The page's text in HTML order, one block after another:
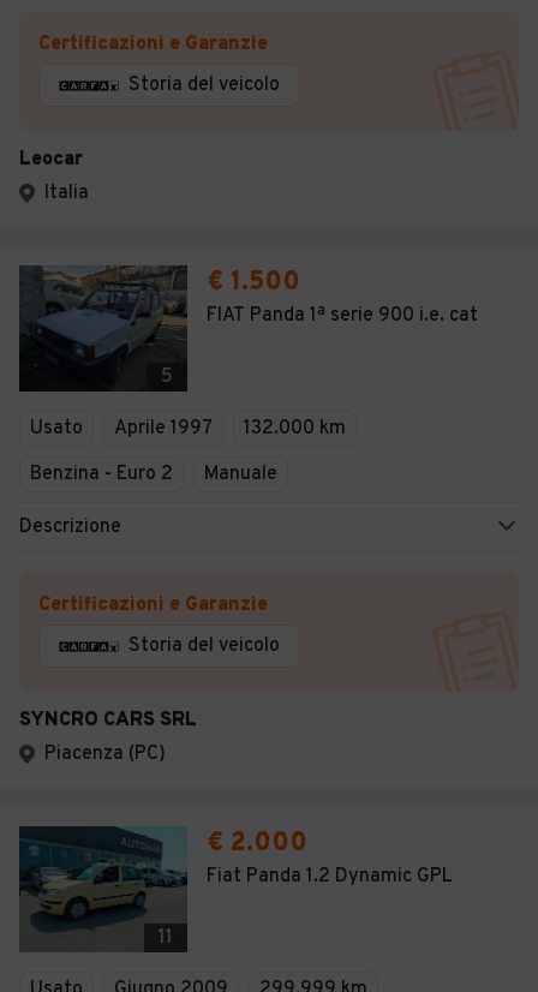
Certificazioni e Garanzie
Storia del veicolo
Leocar
Italia
5
€ 1.500
FIAT Panda 1ª serie 900 i.e. cat
Usato Aprile 1997
132.000 km
Benzina - Euro 2
Manuale
Descrizione
Certificazioni e Garanzie
Storia del veicolo
SYNCRO CARS SRL
Piacenza (PC)
11
€ 2.000
Fiat Panda 1.2 Dynamic GPL